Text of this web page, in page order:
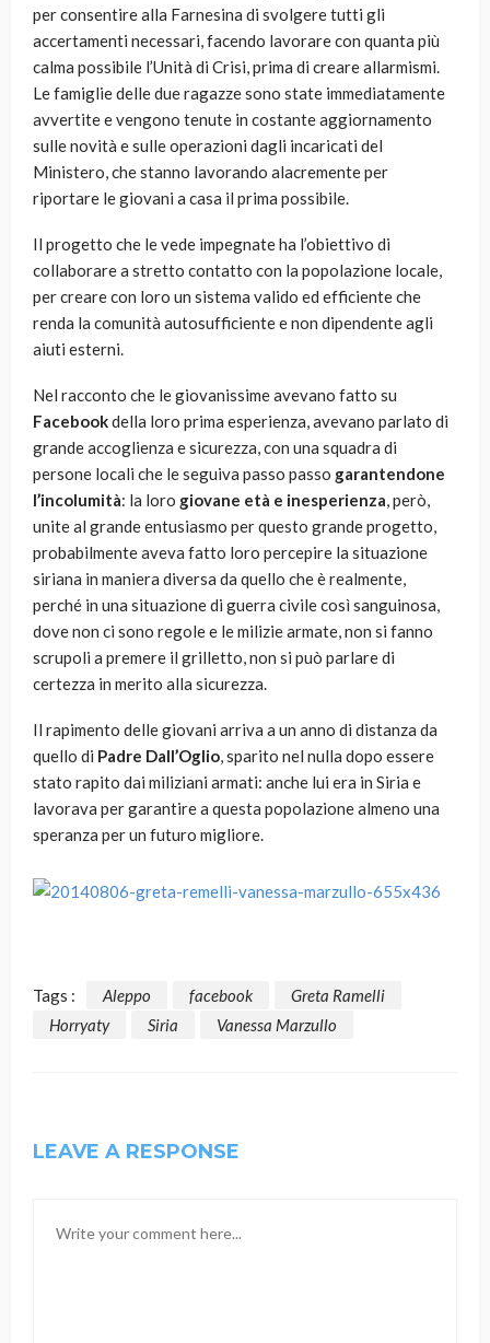
per consentire alla Farnesina di svolgere tutti gli
accertamenti necessari, facendo lavorare con quanta più
calma possibile l’Unità di Crisi, prima di creare allarmismi.
Le famiglie delle due ragazze sono state immediatamente
avvertite e vengono tenute in costante aggiornamento
sulle novità e sulle operazioni dagli incaricati del
Ministero, che stanno lavorando alacremente per
riportare le giovani a casa il prima possibile.
Il progetto che le vede impegnate ha l’obiettivo di
collaborare a stretto contatto con la popolazione locale,
per creare con loro un sistema valido ed efficiente che
renda la comunità autosufficiente e non dipendente agli
aiuti esterni.
Nel racconto che le giovanissime avevano fatto su
Facebookdella loro prima esperienza, avevano parlato di
grande accoglienza e sicurezza, con una squadra di
persone locali che le seguiva passo passo garantendone
l’incolumità: la loro giovane età e inesperienza, però,
unite al grande entusiasmo per questo grande progetto,
probabilmente aveva fatto loro percepire la situazione
siriana in maniera diversa da quello che è realmente,
perché in una situazione di guerra civile così sanguinosa,
dove non ci sono regole e le milizie armate, non si fanno
scrupoli a premere il grilletto, non si può parlare di
certezza in merito alla sicurezza.
Il rapimento delle giovani arriva a un anno di distanza da
quello di Padre Dall’Oglio, sparito nel nulla dopo essere
stato rapito dai miliziani armati: anche lui era in Siria e
lavorava per garantire a questa popolazione almeno una
speranza per un futuro migliore.
Tags : Aleppo facebook
Greta Ramelli
Horryaty
Siria Vanessa Marzullo
LEAVE A RESPONSE